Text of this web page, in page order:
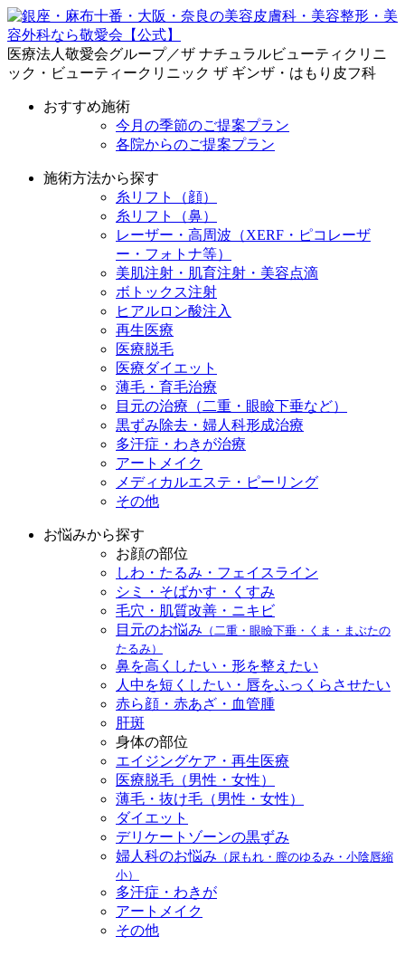
医療法人敬愛会グループ／ザ ナチュラルビューティクリニ
ック・ビューティークリニック ザ ギンザ・はもり皮フ科
おすすめ施術
今月の季節のご提案プラン
各院からのご提案プラン
施術方法から探す
糸リフト（顔）
糸リフト（鼻）
レーザー・高周波（XERF・ピコレーザ
ー・フォトナ等）
美肌注射・肌育注射・美容点滴
ボトックス注射
ヒアルロン酸注入
再生医療
医療脱毛
医療ダイエット
薄毛・育毛治療
目元の治療（二重・眼瞼下垂など）
黒ずみ除去・婦人科形成治療
多汗症・わきが治療
アートメイク
メディカルエステ・ピーリング
その他
お悩みから探す
お顔の部位
しわ・たるみ・フェイスライン
シミ・そばかす・くすみ
毛穴・肌質改善・ニキビ
目元のお悩み （二重・眼瞼下垂・くま・まぶたの
たるみ）
鼻を高くしたい・形を整えたい
人中を短くしたい・唇をふっくらさせたい
赤ら顔・赤あざ・血管腫
肝斑
身体の部位
エイジングケア・再生医療
医療脱毛（男性・女性）
薄毛・抜け毛（男性・女性）
ダイエット
デリケートゾーンの黒ずみ
婦人科のお悩み （尿もれ・膣のゆるみ・小陰唇縮
小）
多汗症・わきが
アートメイク
その他